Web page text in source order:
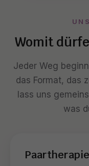
Womit
Jeder Weg
das Format, das
lass uns
was
Paartherapie